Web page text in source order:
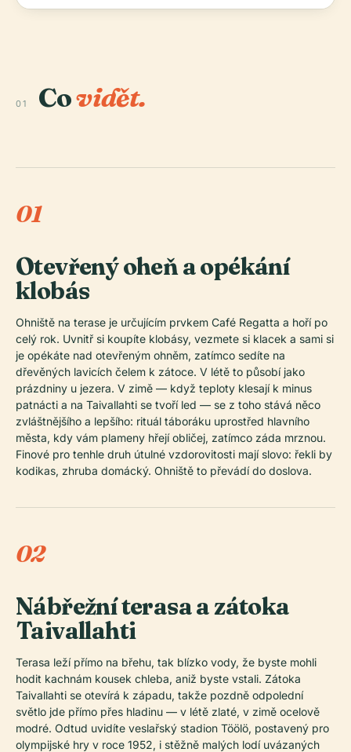
01 Covidět.
01
Otevřený oheň a opékání
klobás
Ohniště na terase je určujícím prvkem Café Regatta a hoří po
celý rok. Uvnitř si koupíte klobásy, vezmete si klacek a sami si
je opékáte nad otevřeným ohněm, zatímco sedíte na
dřevěných lavicích čelem k zátoce. V létě to působí jako
prázdniny u jezera. V zimě — když teploty klesají k minus
patnácti a na Taivallahti se tvoří led — se z toho stává něco
zvláštnějšího a lepšího: rituál táboráku uprostřed hlavního
města, kdy vám plameny hřejí obličej, zatímco záda mrznou.
Finové pro tenhle druh útulné vzdorovitosti mají slovo: řekli by
kodikas, zhruba domácký. Ohniště to převádí do doslova.
02
Nábřežní terasa a zátoka
Taivallahti
Terasa leží přímo na břehu, tak blízko vody, že byste mohli
hodit kachnám kousek chleba, aniž byste vstali. Zátoka
Taivallahti se otevírá k západu, takže pozdně odpolední
světlo jde přímo přes hladinu — v létě zlaté, v zimě ocelově
modré. Odtud uvidíte veslařský stadion Töölö, postavený pro
olympijské hry v roce 1952, i stěžně malých lodí uvázaných